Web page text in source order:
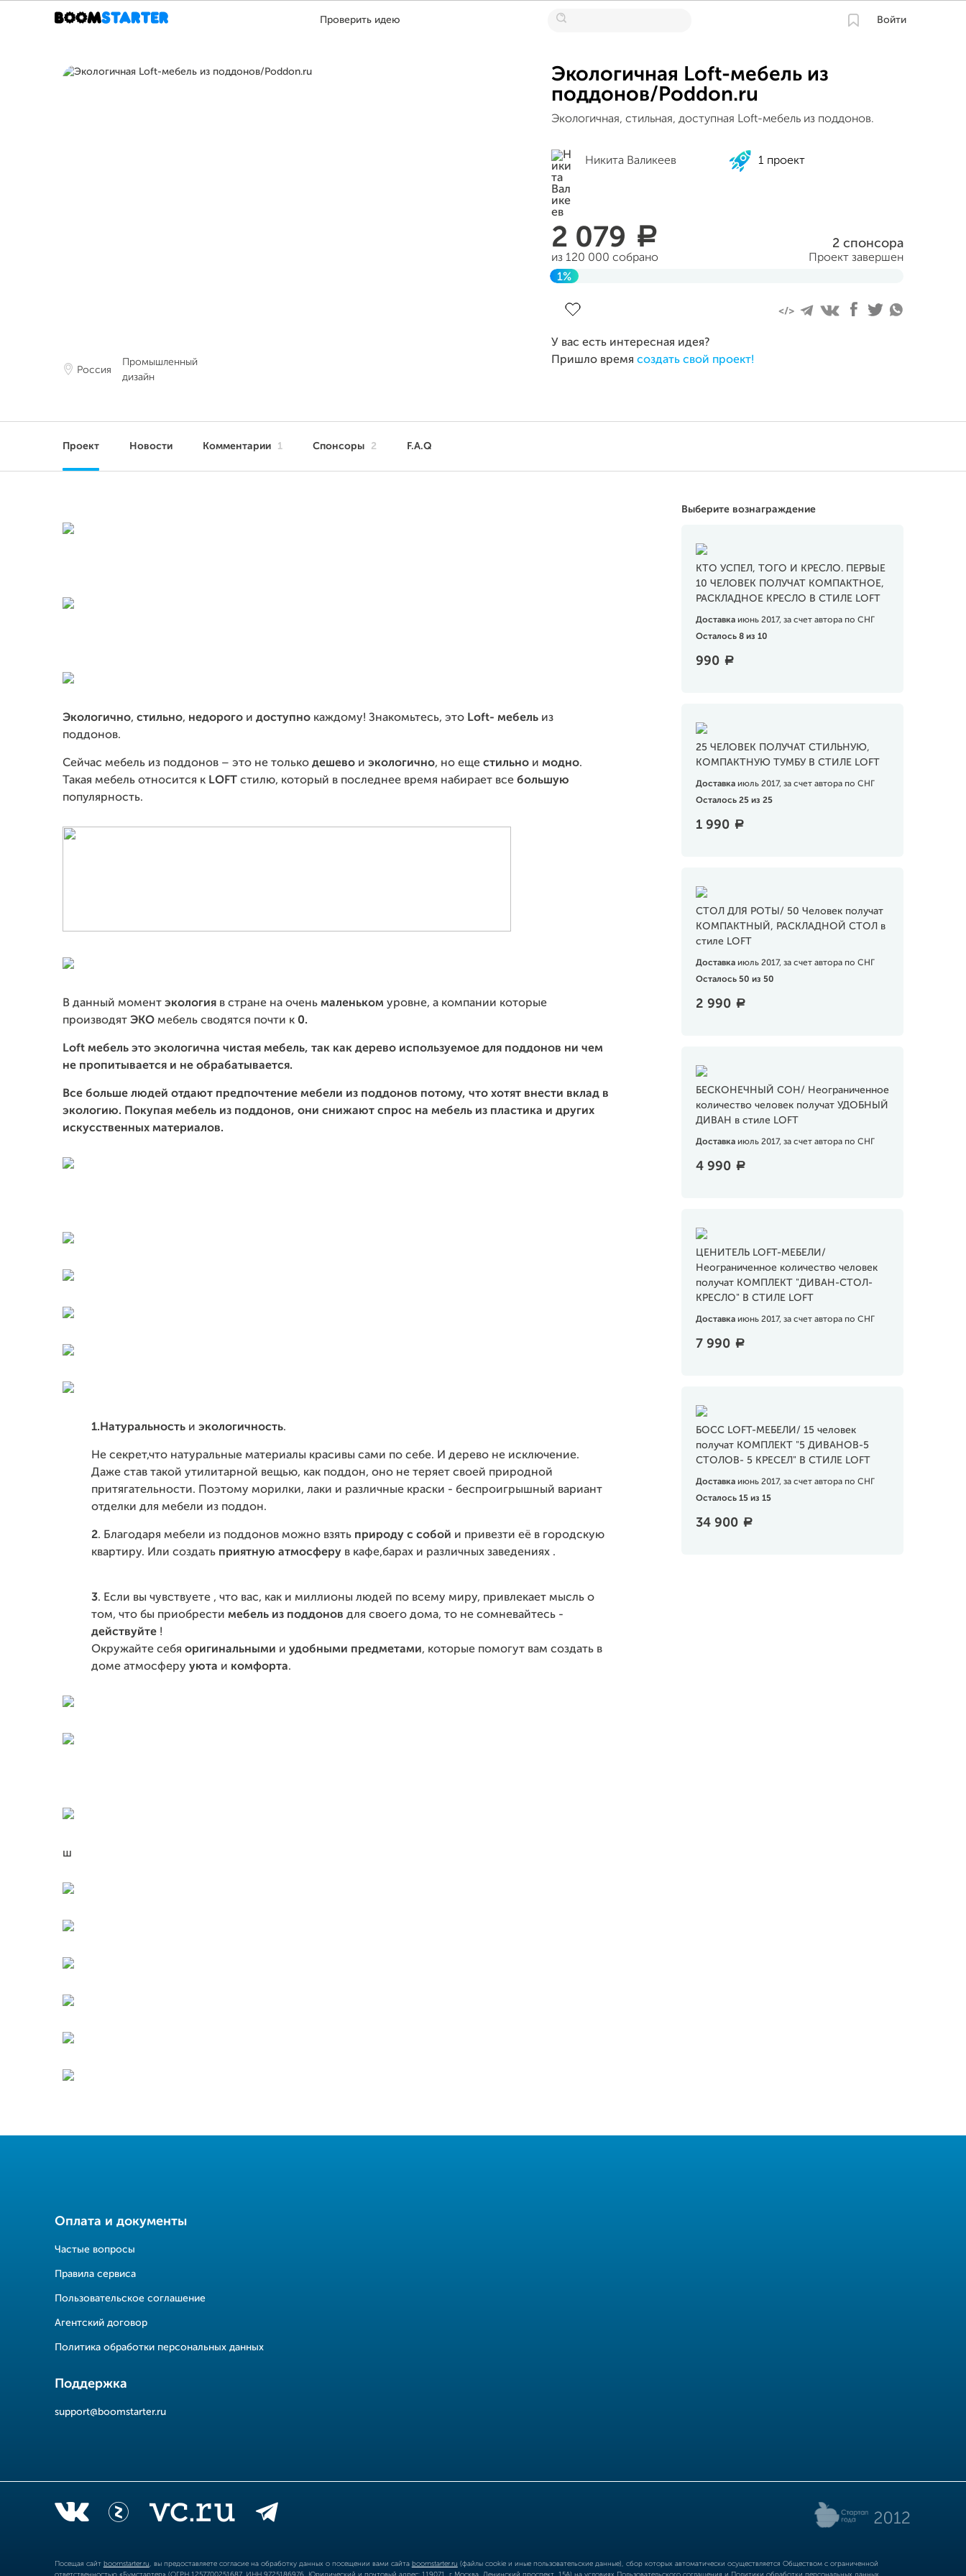
Проверить идею Войти
Россия
Промышленный
дизайн
Экологичная Loft-мебель из
поддонов/Poddon.ru
Экологичная, стильная, доступная Loft-мебель из поддонов.
Никита Валикеев 1 проект
2 079 a
из 120 000 собрано
2 спонсора
Проект завершен
1%
У вас есть интересная идея?
Пришло время создать свой проект!
Проект Новости Комментарии 1 Спонсоры 2 F.A.Q
Выберите вознаграждение
КТО УСПЕЛ, ТОГО И КРЕСЛО. ПЕРВЫЕ
10 ЧЕЛОВЕК ПОЛУЧАТ КОМПАКТНОЕ,
РАСКЛАДНОЕ КРЕСЛО В СТИЛЕ LOFT
Доставка июнь 2017, за счет автора по СНГ
Осталось 8 из 10
990 a
25 ЧЕЛОВЕК ПОЛУЧАТ СТИЛЬНУЮ,
КОМПАКТНУЮ ТУМБУ В СТИЛЕ LOFT
Доставка июль 2017, за счет автора по СНГ
Осталось 25 из 25
1 990 a
СТОЛ ДЛЯ РОТЫ/ 50 Человек получат
КОМПАКТНЫЙ, РАСКЛАДНОЙ СТОЛ в
стиле LOFT
Доставка июль 2017, за счет автора по СНГ
Осталось 50 из 50
2 990 a
БЕСКОНЕЧНЫЙ СОН/ Неограниченное
количество человек получат УДОБНЫЙ
ДИВАН в стиле LOFT
Доставка июль 2017, за счет автора по СНГ
4 990 a
ЦЕНИТЕЛЬ LOFT-МЕБЕЛИ/
Неограниченное количество человек
получат КОМПЛЕКТ "ДИВАН-СТОЛ-
КРЕСЛО" В СТИЛЕ LOFT
Доставка июнь 2017, за счет автора по СНГ
7 990 a
БОСС LOFT-МЕБЕЛИ/ 15 человек
получат КОМПЛЕКТ "5 ДИВАНОВ-5
СТОЛОВ- 5 КРЕСЕЛ" В СТИЛЕ LOFT
Доставка июнь 2017, за счет автора по СНГ
Осталось 15 из 15
34 900 a
Экологично, стильно, недорого и доступно каждому! Знакомьтесь, это Loft- мебель из
поддонов.
Сейчас мебель из поддонов – это не только дешево и экологично, но еще стильно и модно.
Такая мебель относится к LOFT стилю, который в последнее время набирает все большую
популярность.
В данный момент экология в стране на очень маленьком уровне, а компании которые
производят ЭКО мебель сводятся почти к 0.
Loft мебель это экологична чистая мебель, так как дерево используемое для поддонов ни чем
не пропитывается и не обрабатывается.
Все больше людей отдают предпочтение мебели из поддонов потому, что хотят внести вклад в
экологию. Покупая мебель из поддонов, они снижают спрос на мебель из пластика и других
искусственных материалов.
1.Натуральность и экологичность.
Не секрет,что натуральные материалы красивы сами по себе. И дерево не исключение.
Даже став такой утилитарной вещью, как поддон, оно не теряет своей природной
притягательности. Поэтому морилки, лаки и различные краски - беспроигрышный вариант
отделки для мебели из поддон.
2. Благодаря мебели из поддонов можно взять природу с собой и привезти её в городскую
квартиру. Или создать приятную атмосферу в кафе,барах и различных заведениях .
3. Если вы чувствуете , что вас, как и миллионы людей по всему миру, привлекает мысль о
том, что бы приобрести мебель из поддонов для своего дома, то не сомневайтесь -
действуйте !
Окружайте себя оригинальными и удобными предметами, которые помогут вам создать в
доме атмосферу уюта и комфорта.
ш
Оплата и документы
Частые вопросы
Правила сервиса
Пользовательское соглашение
Агентский договор
Политика обработки персональных данных
Поддержка
support@boomstarter.ru
Посещая сайт boomstarter.ru , вы предоставляете согласие на обработку данных о посещении вами сайта boomstarter.ru (файлы cookie и иные пользовательские данные), сбор которых автоматически осуществляется Обществом с ограниченной
ответственностью «Бумстартер» (ОГРН 1257700251687, ИНН 9725186976, Юридический и почтовый адрес: 119071, г Москва, Ленинский проспект, 15А) на условиях Пользовательского соглашения и Политики обработки персональных данных.